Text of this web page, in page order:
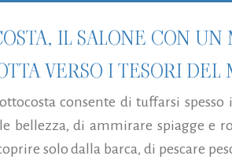
IL SALONE CON
VERSO I TESORI
consente di tuffarsi
bellezza, di ammirare spiagge e
solo dalla barca, di pescare